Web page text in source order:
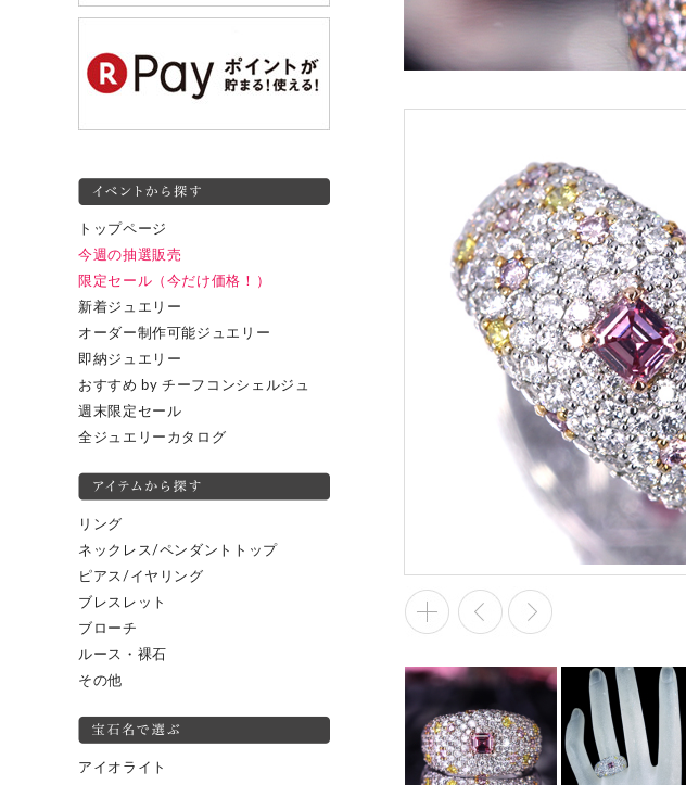
トップページ
今週の抽選販売
限定セール（今だけ価格！）
新着ジュエリー
オーダー制作可能ジュエリー
即納ジュエリー
おすすめ by チーフコンシェルジュ
週末限定セール
全ジュエリーカタログ
リング
ネックレス/ペンダントトップ
ピアス/イヤリング
ブレスレット
ブローチ
ルース・裸石
その他
アイオライト